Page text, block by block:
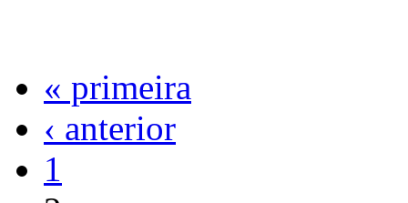
« primeira
‹ anterior
1